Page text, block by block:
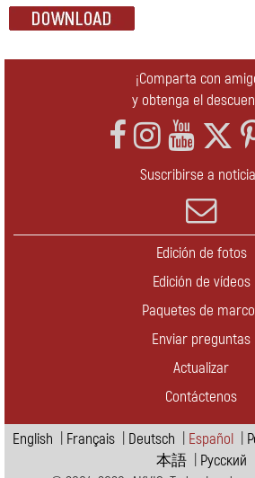
¡Comparta con
y obtenga el
Suscribirse a
Edición de fotos
Edición de vídeos
Paquetes de
Enviar preguntas
Actualizar
Contáctenos
English Français Deutsch Español
本語| Pусский